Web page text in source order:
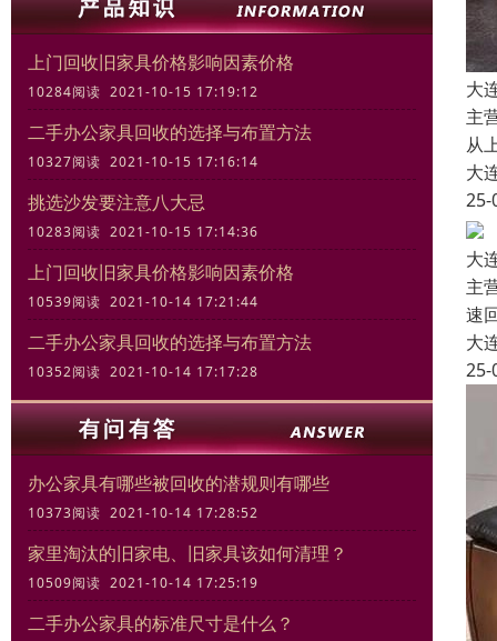
上门回收旧家具价格影响因素价格
10284阅读 2021-10-15 17:19:12
二手办公家具回收的选择与布置方法
10327阅读 2021-10-15 17:16:14
挑选沙发要注意八大忌
10283阅读 2021-10-15 17:14:36
上门回收旧家具价格影响因素价格
10539阅读 2021-10-14 17:21:44
二手办公家具回收的选择与布置方法
10352阅读 2021-10-14 17:17:28
办公家具有哪些被回收的潜规则有哪些
10373阅读 2021-10-14 17:28:52
家里淘汰的旧家电、旧家具该如何清理？
10509阅读 2021-10-14 17:25:19
二手办公家具的标准尺寸是什么？
大
主
从
大
25-
大
主
速
大
25-